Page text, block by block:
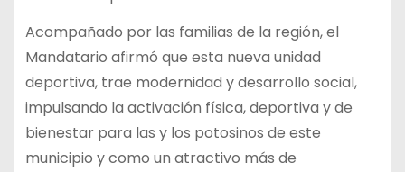
Acompañado por las familias de la región, el
Mandatario afirmó que esta nueva unidad
deportiva, trae modernidad y desarrollo social,
impulsando la activación física, deportiva y de
bienestar para las y los potosinos de este
municipio y como un atractivo más de